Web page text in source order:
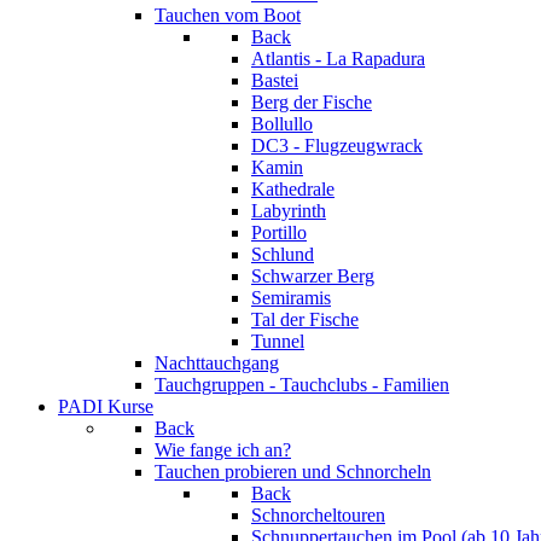
Tauchen vom Boot
Back
Atlantis - La Rapadura
Bastei
Berg der Fische
Bollullo
DC3 - Flugzeugwrack
Kamin
Kathedrale
Labyrinth
Portillo
Schlund
Schwarzer Berg
Semiramis
Tal der Fische
Tunnel
Nachttauchgang
Tauchgruppen - Tauchclubs - Familien
PADI Kurse
Back
Wie fange ich an?
Tauchen probieren und Schnorcheln
Back
Schnorcheltouren
Schnuppertauchen im Pool (ab 10